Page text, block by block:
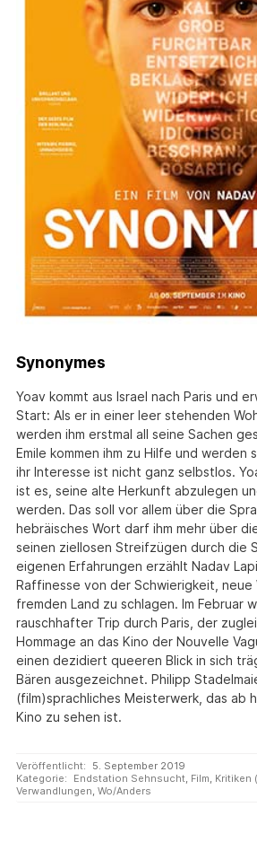
Synonymes
Yoav kommt aus Israel nach Paris und
Start: Als er in einer leer stehenden
werden ihm erstmal all seine Sachen
Emile kommen ihm zu Hilfe und werden
ihr Interesse ist nicht ganz selbstlos.
ist es, seine alte Herkunft abzulegen
werden. Das soll vor allem über die
hebräisches Wort darf ihm mehr über
seinen ziellosen Streifzügen durch die
eigenen Erfahrungen erzählt Nadav
Raffinesse von der Schwierigkeit, neue
fremden Land zu schlagen. Im Februar
rauschhafter Trip durch Paris, der
Hommage an das Kino der Nouvelle
einen dezidiert queeren Blick in sich
Bären ausgezeichnet. Philipp
(film)sprachliches Meisterwerk, das ab
Kino zu sehen ist.
Veröffentlicht:
5. September 2019
Kategorie:
Endstation Sehnsucht, Film, Kritiken
Verwandlungen, Wo/Anders